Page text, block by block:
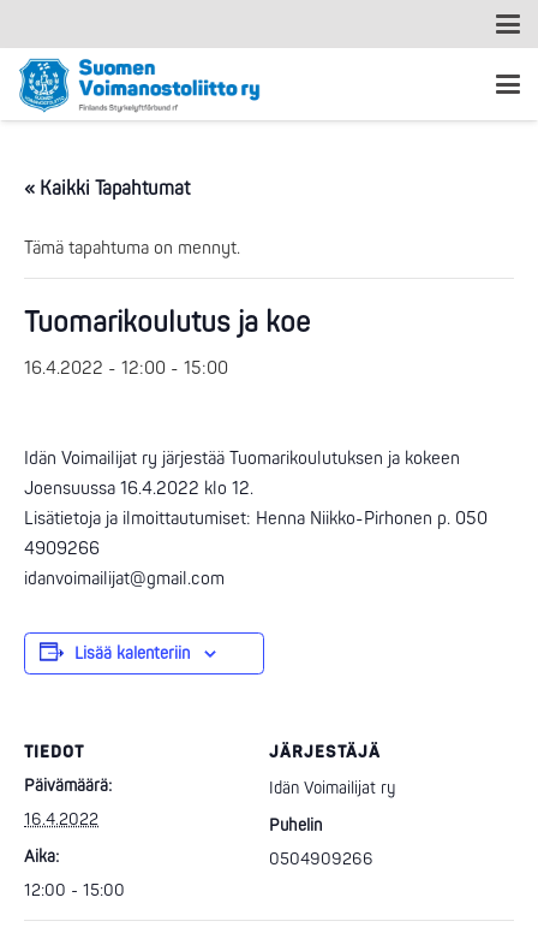
« Kaikki Tapahtumat
Tämä tapahtuma on mennyt.
Tuomarikoulutus ja koe
16.4.2022 - 12:00 - 15:00
Idän Voimailijat ry järjestää Tuomarikoulutuksen ja kokeen
Joensuussa 16.4.2022 klo 12.
Lisätietoja ja ilmoittautumiset: Henna Niikko-Pirhonen p. 050
4909266
idanvoimailijat@gmail.com
Lisää kalenteriin
TIEDOT
Päivämäärä:
16.4.2022
Aika:
12:00 - 15:00
JÄRJESTÄJÄ
Idän Voimailijat ry
Puhelin
0504909266